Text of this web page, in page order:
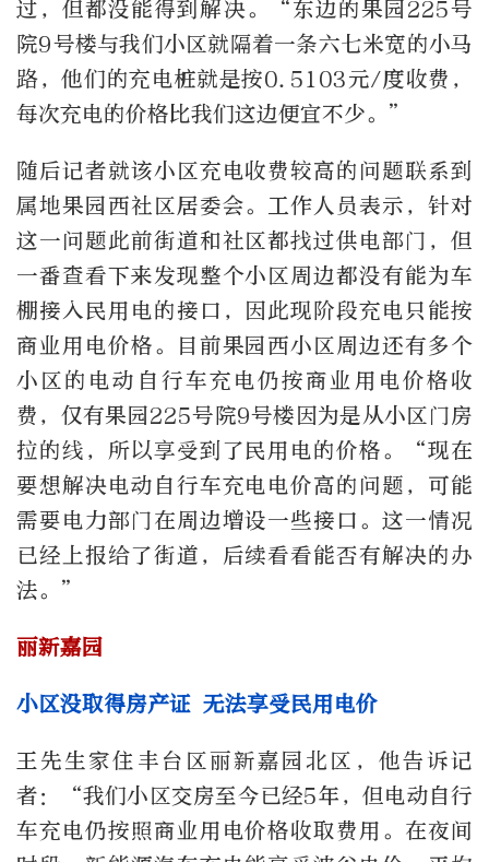
过，但都没能得到解决。“东边的果园225号
院9号楼与我们小区就隔着一条六七米宽的小马
路，他们的充电桩就是按0.5103元/度收费，
每次充电的价格比我们这边便宜不少。”
随后记者就该小区充电收费较高的问题联系到
属地果园西社区居委会。工作人员表示，针对
这一问题此前街道和社区都找过供电部门，但
一番查看下来发现整个小区周边都没有能为车
棚接入民用电的接口，因此现阶段充电只能按
商业用电价格。目前果园西小区周边还有多个
小区的电动自行车充电仍按商业用电价格收
费，仅有果园225号院9号楼因为是从小区门房
拉的线，所以享受到了民用电的价格。“现在
要想解决电动自行车充电电价高的问题，可能
需要电力部门在周边增设一些接口。这一情况
已经上报给了街道，后续看看能否有解决的办
法。”
丽新嘉园
小区没取得房产证 无法享受民用电价
王先生家住丰台区丽新嘉园北区，他告诉记
者：“我们小区交房至今已经5年，但电动自行
车充电仍按照商业用电价格收取费用。在夜间